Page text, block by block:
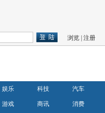
浏览 |注册
娱乐 科技 汽车
游戏 商讯 消费